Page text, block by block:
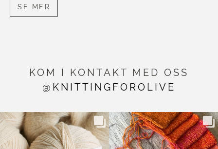
SE MER
KOM I KONTAKT MED OSS
@KNITTINGFOROLIVE